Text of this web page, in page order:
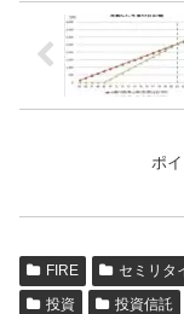
ポ
FIRE セミリタ
投資
投資信託